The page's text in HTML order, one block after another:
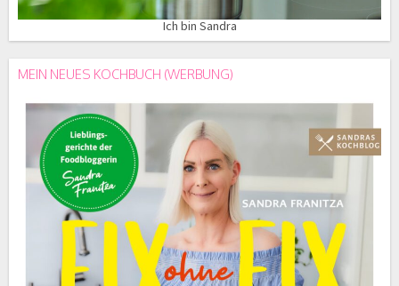
Ich bin Sandra
MEIN NEUES KOCHBUCH (WERBUNG)